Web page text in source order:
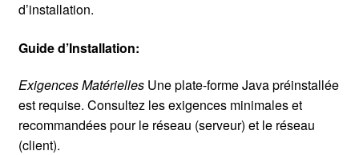
d’installation.
Guide d’Installation:
Exigences MatériellesUne plate-forme Java préinstallée
est requise. Consultez les exigences minimales et
recommandées pour le réseau (serveur) et le réseau
(client).